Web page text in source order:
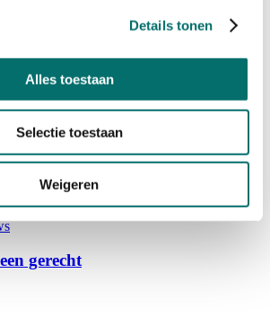
Details tonen
Alles toestaan
Selectie toestaan
Weigeren
goede privé-werkbalans?
|Culinair | Personeel
pipeline. Wat ging er mis?
gerecht